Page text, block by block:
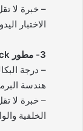
الاختبار
3- مطور Java Full Stack:
– درجة
هندسة
الخلفية